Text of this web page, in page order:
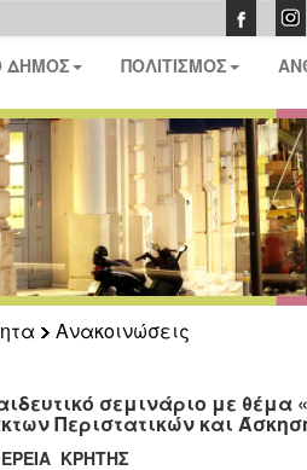
ΔΗΜΟΣ ΠΟΛΙΤΙΣΜΟΣ
Ανακοινώσεις
σεμινάριο με
Περιστατικών και
ΚΡΗΤΗΣ